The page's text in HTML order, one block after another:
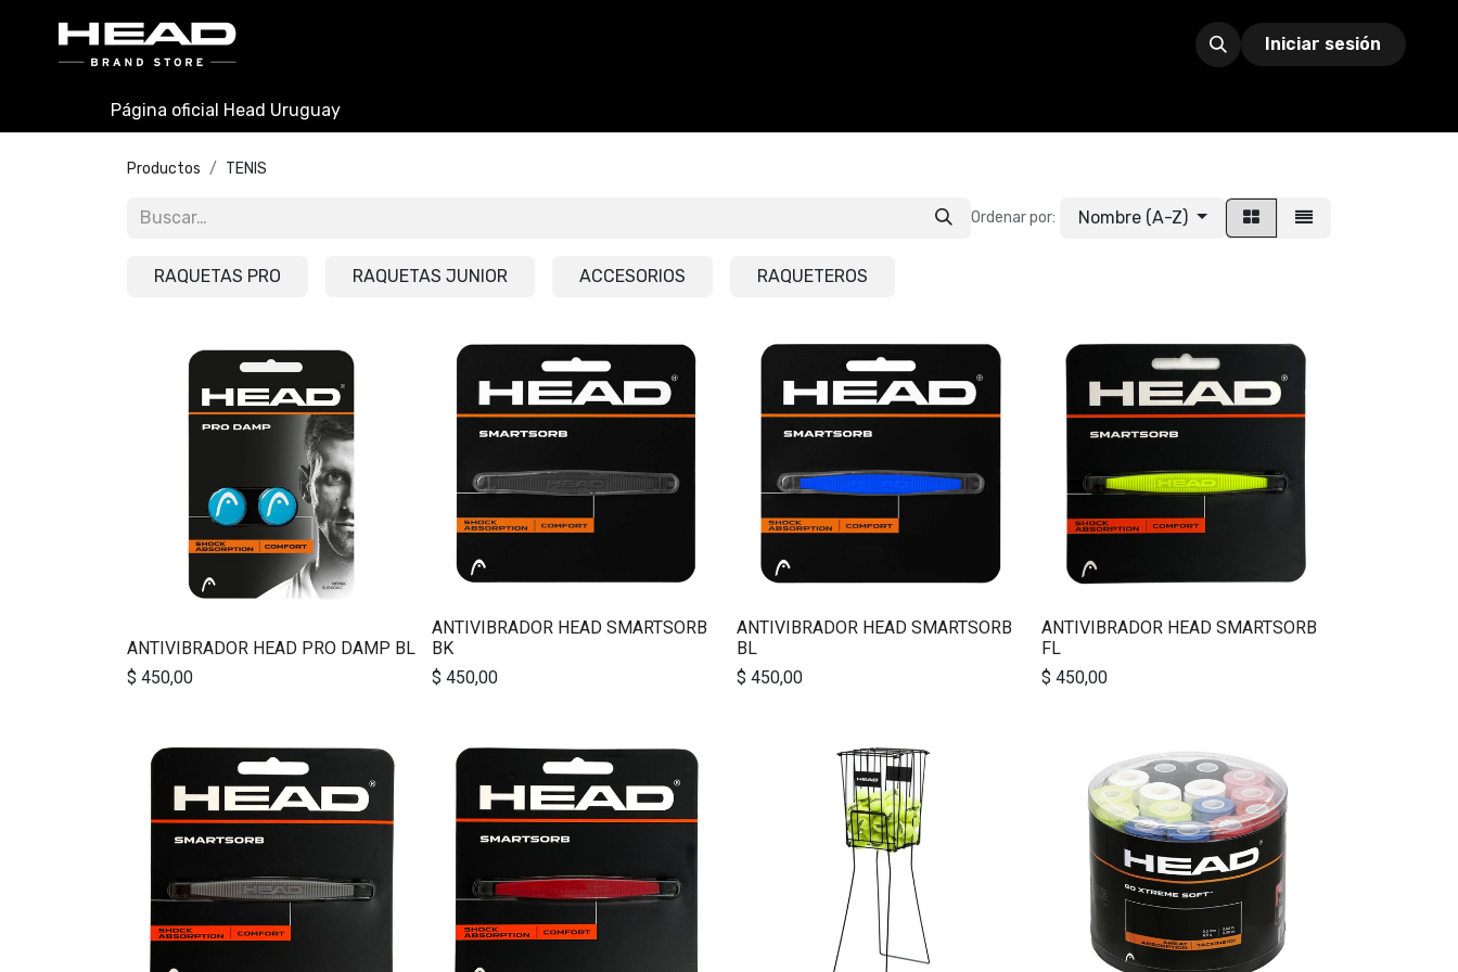
Iniciar sesión
Página oficial Head Uruguay
Productos TENIS
Ordenar por: Nombre (A-Z)
RAQUETAS PRO RAQUETAS JUNIOR ACCESORIOS RAQUETEROS
ANTIVIBRADOR HEAD PRO DAMP BL
$ 450,00
ANTIVIBRADOR HEAD SMARTSORB
BK
$ 450,00
ANTIVIBRADOR HEAD SMARTSORB
BL
$ 450,00
ANTIVIBRADOR HEAD SMARTSORB
FL
$ 450,00